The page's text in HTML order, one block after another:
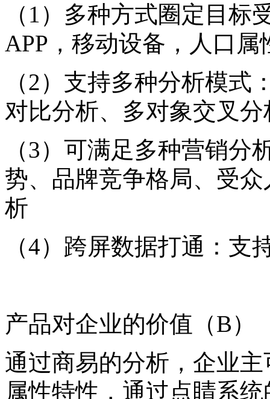
（1）多种方式圈定目标
APP，移动设备，人口
（2）支持多种分析模式
对比分析、 多对象交叉分
（3）可满足多种营销分
势、品牌竞争格局、 受
析
（4）跨屏数据打通： 支
产品对企业的价值（B）
通过商易的分析，企业
属性特性，通过点睛系